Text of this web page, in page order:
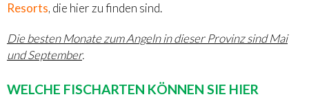
Resorts, die hier zu finden sind.
Die besten Monate zum Angeln in dieser Provinz sind Mai
und September.
WELCHE FISCHARTEN KÖNNEN SIE HIER